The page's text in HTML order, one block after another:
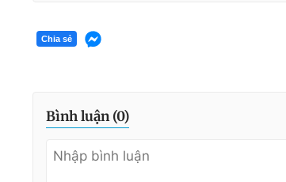
Chia sẻ
Bình luận (0)